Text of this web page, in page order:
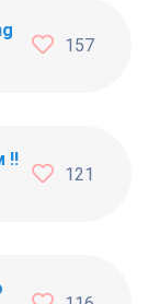
Newbie
157
!!!
121